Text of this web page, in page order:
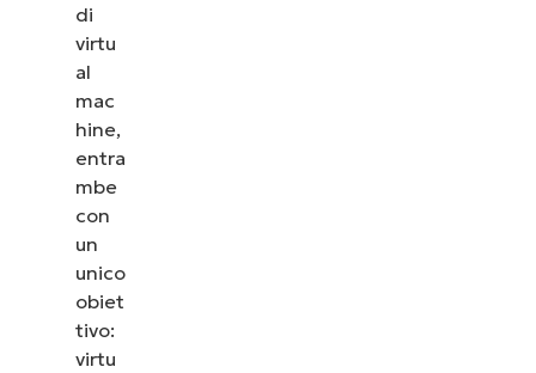
di
virtu
al
mac
hine,
entra
mbe
con
un
unico
obiet
tivo:
virtu